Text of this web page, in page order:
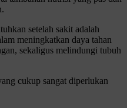
setelah sakit adalah
meningkatkan daya tahan
sekaligus melindungi tubuh
cukup sangat diperlukan